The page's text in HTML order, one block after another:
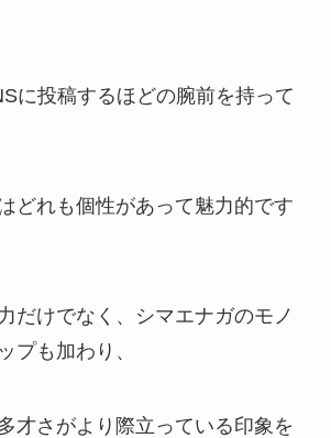
に投稿するほどの腕前を持って
どれも個性があって魅力的です
だけでなく、シマエナガのモノ
プも加わり、
才さがより際立っている印象を